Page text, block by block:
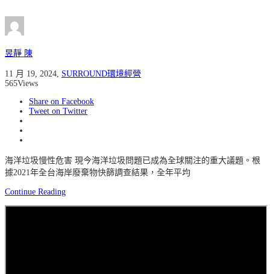
昱靜 陳
11 月 19, 2024, SURROUND環境經營
565Views
Share on Facebook
Tweet on Twitter
海洋垃圾慢性危害 現今海洋垃圾問題已成為全球關注的重大議題。根
據2021年全台海岸廢棄物快篩調查結果，全年平均
Continue Reading